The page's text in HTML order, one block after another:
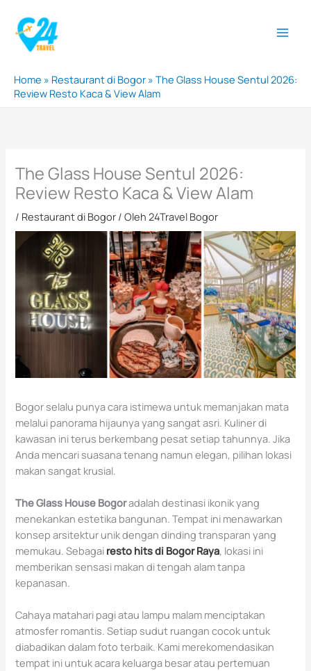
konten
Home » Restaurant di Bogor » The Glass House Sentul 2026:
Review Resto Kaca & View Alam
The Glass House Sentul 2026:
Review Resto Kaca & View Alam
/ Restaurant di Bogor / Oleh24Travel Bogor
Bogor selalu punya cara istimewa untuk memanjakan mata
melalui panorama hijaunya yang sangat asri. Kuliner di
kawasan ini terus berkembang pesat setiap tahunnya. Jika
Anda mencari suasana tenang namun elegan, pilihan lokasi
makan sangat krusial.
The Glass House Bogoradalah destinasi ikonik yang
menekankan estetika bangunan. Tempat ini menawarkan
konsep arsitektur unik dengan dinding transparan yang
memukau. Sebagai resto hits di Bogor Raya, lokasi ini
memberikan sensasi makan di tengah alam tanpa
kepanasan.
Cahaya matahari pagi atau lampu malam menciptakan
atmosfer romantis. Setiap sudut ruangan cocok untuk
diabadikan dalam foto terbaik. Kami merekomendasikan
tempat ini untuk acara keluarga besar atau pertemuan